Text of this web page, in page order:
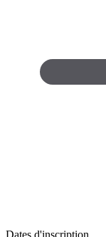
Dates d'inscription